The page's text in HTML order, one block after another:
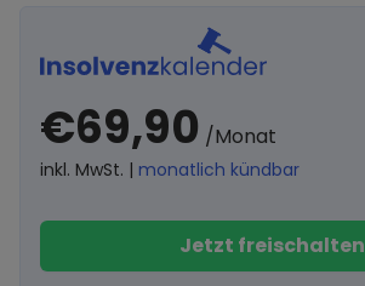
€69,90 /Monat
inkl. MwSt. | monatlich kündbar
Jetzt freischalten